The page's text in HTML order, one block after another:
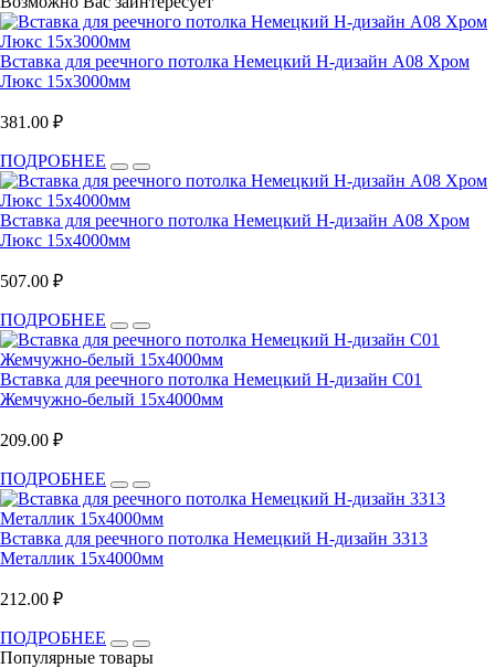
Вставка для реечного потолка Немецкий H-дизайн А08 Хром
Люкс 15х3000мм
381.00 ₽
ПОДРОБНЕЕ
Вставка для реечного потолка Немецкий H-дизайн А08 Хром
Люкс 15х4000мм
507.00 ₽
ПОДРОБНЕЕ
Вставка для реечного потолка Немецкий H-дизайн С01
Жемчужно-белый 15х4000мм
209.00 ₽
ПОДРОБНЕЕ
Вставка для реечного потолка Немецкий H-дизайн 3313
Металлик 15х4000мм
212.00 ₽
ПОДРОБНЕЕ
Популярные товары